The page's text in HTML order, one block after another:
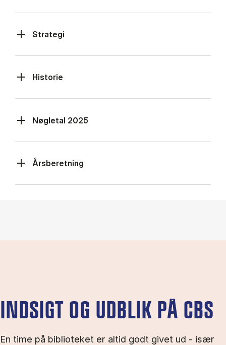
Strategi
Historie
Nøgletal 2025
Årsberetning
INDSIGT OG UDBLIK PÅ CBS
En time på biblioteket er altid godt givet ud - især